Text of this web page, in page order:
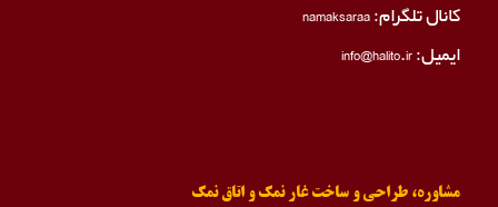
کانال تلگرام:namaksaraa
ایمیل: info@halito.ir
مشاوره، طراحی و ساخت غار نمک و اتاق نمک